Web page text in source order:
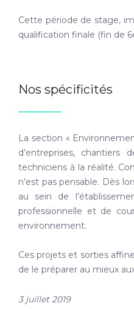
Cette période de stage,
qualification finale (fin de
Nos spécificités
La section «
d’entreprises,
techniciens à la réalité.
n’est pas pensable. Dès
au sein de
professionnelle et de
environnement.
Ces projets et sorties
de le préparer au mieux
3 juillet 2019